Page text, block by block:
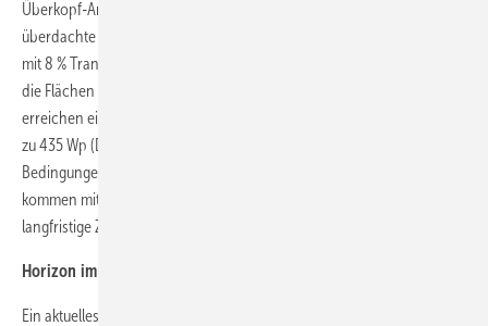
Überkopf-Anwendungen wie Carports, Solarüberdachungen oder
überdachte Gehwege konzipiert. Das elegante voll-schwarze Design
mit 8 % Transparenz lässt Tageslicht hindurch und sorgt dafür, dass
die Flächen darunter sicher beleuchtet bleiben. Die Horizon-Module
erreichen eine Effizienz von bis zu 22,31 % und eine Leistung von bis
zu 435 Wp (DACH-Region). Sie sind für den Einsatz unter extremen
Bedingungen ausgelegt, verfügen über Hagelwiderstandsklasse 4 und
kommen mit einer Produktgarantie von bis zu 30 Jahren, was
langfristige Zuverlässigkeit und Leistung sicherstellt.
Horizon im Einsatz
Ein aktuelles Referenzprojekt ist die Therme Bad Wörishofen in